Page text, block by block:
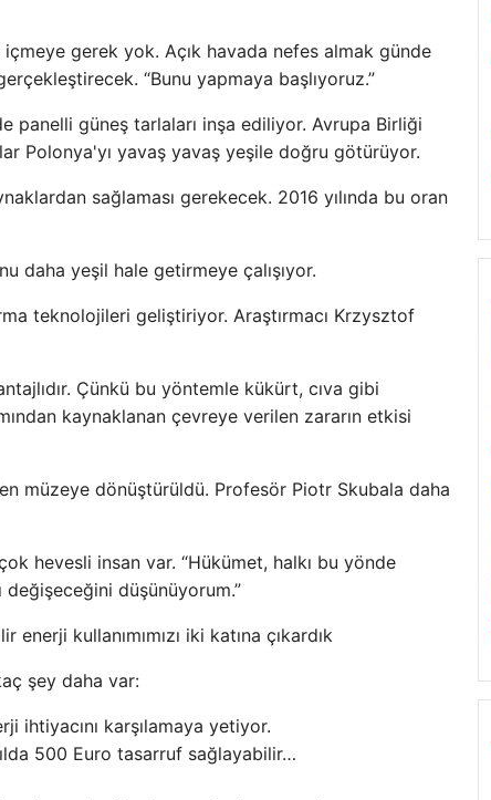
gerek yok. Açık havada nefes almak günde
“Bunu yapmaya başlıyoruz.”
panelli güneş tarlaları inşa ediliyor. Avrupa Birliği
Polonya'yı yavaş yavaş yeşile doğru götürüyor.
sağlaması gerekecek. 2016 yılında bu oran
daha yeşil hale getirmeye çalışıyor.
teknolojileri geliştiriyor. Araştırmacı Krzysztof
Çünkü bu yöntemle kükürt, cıva gibi
kaynaklanan çevreye verilen zararın etkisi
müzeye dönüştürüldü. Profesör Piotr Skubala daha
hevesli insan var. “Hükümet, halkı bu yönde
düşünüyorum.”
kullanımımızı iki katına çıkardık
şey daha var:
ihtiyacını karşılamaya yetiyor.
500 Euro tasarruf sağlayabilir…